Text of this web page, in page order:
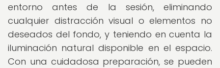
entorno antes de la sesión, eliminando
cualquier distracción visual o elementos no
deseados del fondo, y teniendo en cuenta la
iluminación natural disponible en el espacio.
Con una cuidadosa preparación, se pueden